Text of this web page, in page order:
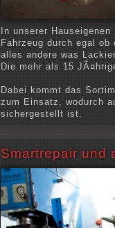
In unserer
Fahrzeug durch egal
alles andere was
Die mehr als 15
Dabei kommt das
zum Einsatz, wodurch
sichergestellt ist.
Smartrepair und